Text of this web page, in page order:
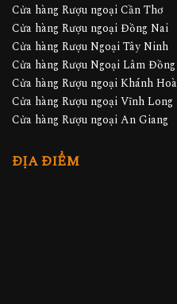
Cửa hàng Rượu ngoại Cần Thơ
Cửa hàng Rượu ngoại Đồng Nai
Cửa hàng Rượu Ngoại Tây Ninh
Cửa hàng Rượu Ngoại Lâm Đồng
Cửa hàng Rượu ngoại Khánh Hoà
Cửa hàng Rượu ngoại Vĩnh Long
Cửa hàng Rượu ngoại An Giang
ĐỊA ĐIỂM